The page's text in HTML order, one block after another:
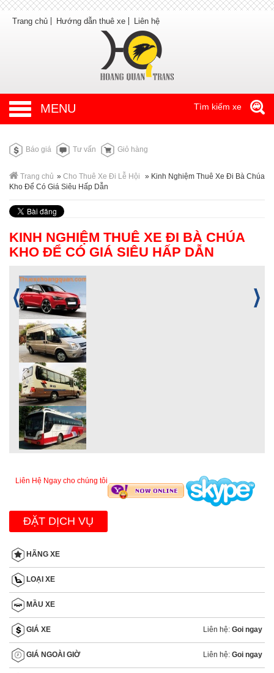
Trang chủ Hướng dẫn thuê xe Liên hệ
MENU Tìm kiếm xe
Báo giá Tư vấn Giỏ hàng
Trang chủ » Cho Thuê Xe Đi Lễ Hội » Kinh Nghiệm Thuê Xe Đi Bà Chúa
Kho Để Có Giá Siêu Hấp Dẫn
KINH NGHIỆM THUÊ XE ĐI BÀ CHÚA
KHO ĐỂ CÓ GIÁ SIÊU HẤP DẪN
Liên Hệ Ngay cho chúng tôi
ĐẶT DỊCH VỤ
HÃNG XE
LOẠI XE
MẦU XE
GIÁ XE Liên hệ: Goi ngay
GIÁ NGOÀI GIỜ Liên hệ: Goi ngay